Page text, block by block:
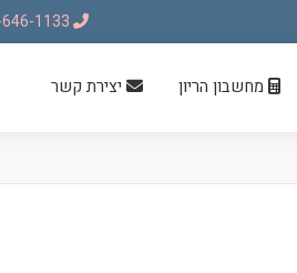
מחשבון הריון יצירת קשר